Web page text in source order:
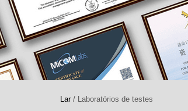
Lar / Laboratórios de testes